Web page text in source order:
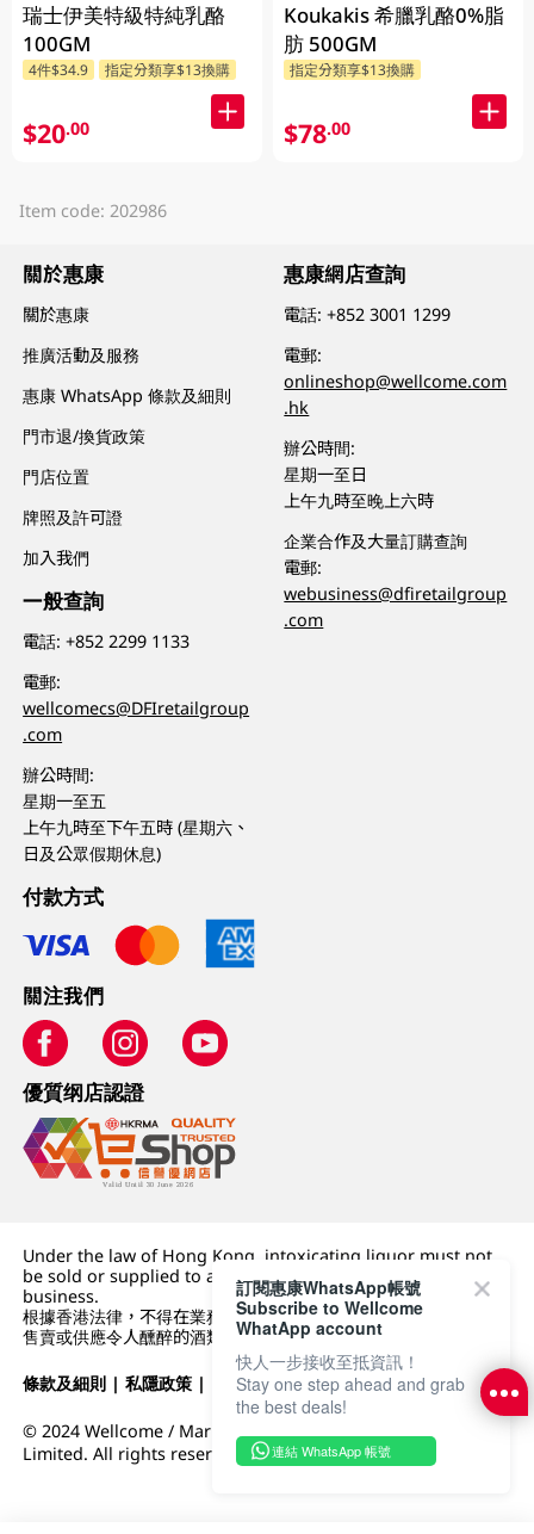
瑞士伊美特級特純乳酪
100GM
4件$34.9 指定分類享$13換購
$20.00
Koukakis 希臘乳酪0%脂
肪 500GM
指定分類享$13換購
$78.00
Item code: 202986
關於惠康
關於惠康
推廣活動及服務
惠康 WhatsApp 條款及細則
門市退/換貨政策
門店位置
牌照及許可證
加入我們
一般查詢
電話:+852 2299 1133
電郵:
wellcomecs@DFIretailgroup
.com
辦公時間:
星期一至五
上午九時至下午五時 (星期六、
日及公眾假期休息)
惠康網店查詢
電話:+852 3001 1299
電郵:
onlineshop@wellcome.com
.hk
辦公時間:
星期一至日
上午九時至晚上六時
企業合作及大量訂購查詢
電郵:
webusiness@dfiretailgroup
.com
付款方式
關注我們
優質纲店認證
Under the law of Hong Kong, intoxicating liquor must not
be sold or supplied to a minor (under 18) in the course of
business.
根據香港法律，不得在業務過程中，向未成年人 (18 歲以下人士)
售賣或供應令人醺醉的酒類。
條款及細則 |私隱政策 | DFI零售集團
© 2024 Wellcome / Market Place. The Dairy Farm Company
Limited. All rights reserved.
訂閱惠康WhatsApp帳號
Subscribe to Wellcome
WhatApp account
快人一步接收至抵資訊！
Stay one step ahead and grab
the best deals!
連結 WhatsApp 帳號